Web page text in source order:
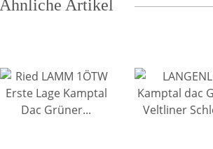
Ähnliche Artikel